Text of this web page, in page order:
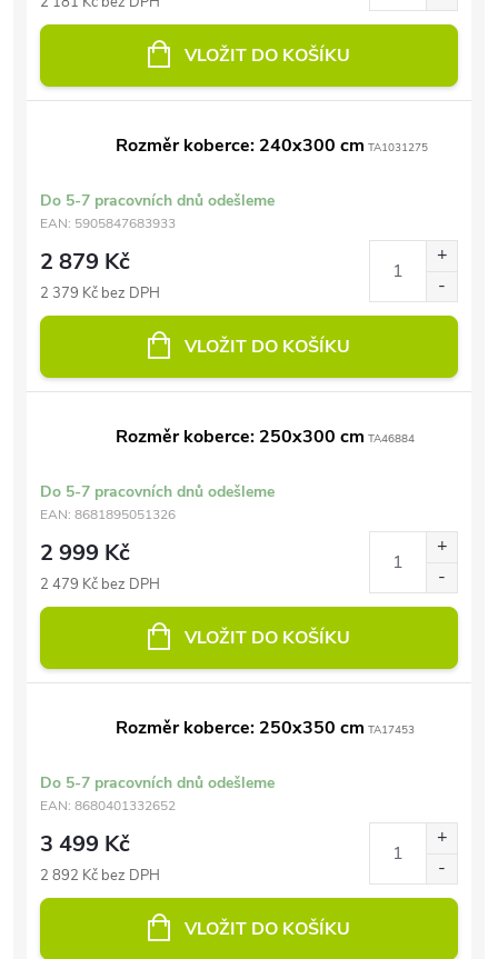
VLOŽIT DO KOŠÍKU
Rozměr koberce: 240x300 cm TA1031275
Do 5-7 pracovních dnů odešleme
EAN: 5905847683933
2 879 Kč
2 379 Kč bez DPH
VLOŽIT DO KOŠÍKU
Rozměr koberce: 250x300 cm TA46884
Do 5-7 pracovních dnů odešleme
EAN: 8681895051326
2 999 Kč
2 479 Kč bez DPH
VLOŽIT DO KOŠÍKU
Rozměr koberce: 250x350 cm TA17453
Do 5-7 pracovních dnů odešleme
EAN: 8680401332652
3 499 Kč
2 892 Kč bez DPH
VLOŽIT DO KOŠÍKU